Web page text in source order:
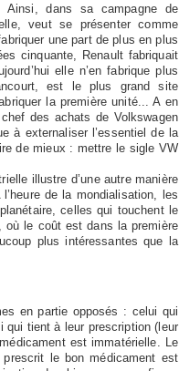
Ainsi, dans sa campagne de
veut se présenter comme
une part de plus en plus
cinquante, Renault fabriquait
elle n’en fabrique plus
est le plus grand site
la première unité... A en
des achats de Volkswagen
à externaliser l’essentiel de la
de mieux : mettre le sigle VW
illustre d’une autre manière
de la mondialisation, les
celles qui touchent le
où le coût est dans la première
plus intéressantes que la
en partie opposés : celui qui
qui tient à leur prescription (leur
est immatérielle. Le
le bon médicament est